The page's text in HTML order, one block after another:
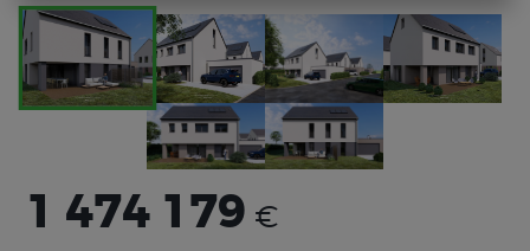
1 474 179 €